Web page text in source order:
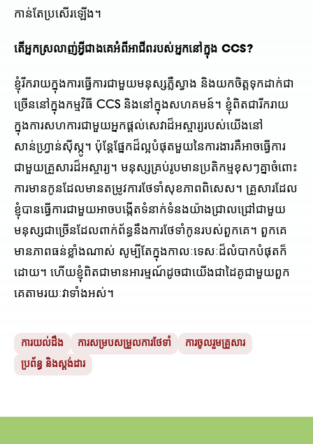
កាន់តែប្រសើរឡើង។
តើអ្នកស្រលាញ់អ្វីជាងគេអំពីអាជីពរបស់អ្នកនៅក្នុង CCS?
ខ្ញុំរីករាយក្នុងការធ្វើការជាមួយមនុស្សភ្លឺស្វាង និងយកចិត្តទុកដាក់ជា
ច្រើននៅក្នុងកម្មវិធី CCS និងនៅក្នុងសហគមន៍។ ខ្ញុំពិតជារីករាយ
ក្នុងការសហការជាមួយអ្នកផ្តល់សេវាដ៏អស្ចារ្យរបស់យើងនៅ
សាន់ហ្វ្រាន់ស៊ីស្កូ។ ប៉ុន្តែផ្នែកដ៏ល្អបំផុតមួយនៃការងារគឺអាចធ្វើការ
ជាមួយគ្រួសារដ៏អស្ចារ្យ។ មនុស្សគ្រប់រូបមានប្រតិកម្មខុសៗគ្នាចំពោះ
ការមានកូនដែលមានតម្រូវការថែទាំសុខភាពពិសេស។ គ្រួសារដែល
ខ្ញុំបានធ្វើការជាមួយអាចបង្កើតទំនាក់ទំនងយ៉ាងជ្រាលជ្រៅជាមួយ
មនុស្សជាច្រើនដែលពាក់ព័ន្ធនឹងការថែទាំកូនរបស់ពួកគេ។ ពួក​គេ​
មាន​ភាព​ធន់​ខ្លាំង​ណាស់ សូម្បី​តែ​ក្នុង​កាលៈទេសៈ​ដ៏​លំបាក​បំផុត​ក៏​
ដោយ។ ហើយ​ខ្ញុំ​ពិត​ជា​មាន​អារម្មណ៍​ដូច​ជា​យើង​ជា​ដៃ​គូ​ជាមួយ​ពួក​
គេ​តាម​រយៈ​វា​ទាំង​អស់។
ការយល់ដឹង ការសម្របសម្រួលការថែទាំ
ការចូលរួមគ្រួសារ
ប្រព័ន្ធ និងស្តង់ដារ